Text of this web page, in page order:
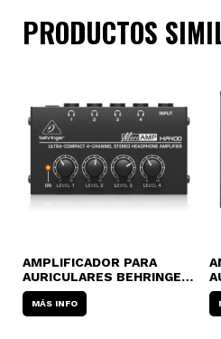
PRODUCTOS
AMPLIFICADOR PARA
AURICULARES BEHRINGER
HA-400 MICRO AMP
MÁS INFO